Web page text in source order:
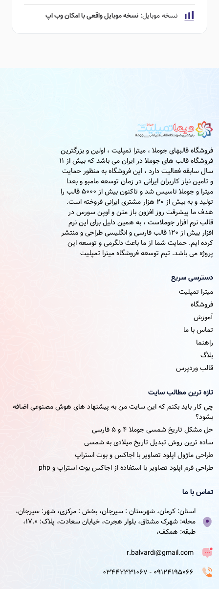
نسخه موبایل: نسخه موبایل واقعی با امکان وب اپ
فروشگاه قالبهای جوملا ، میترا تمپلیت ، اولین و بزرگترین
فروشگاه قالب های جوملا در ایران می باشد که بیش از 11
سال سابقه فعالیت دارد ، این فروشگاه به منظور حمایت
و تامین نیاز کاربران ایرانی در زمان توسعه مامبو و بعدا
میترا و جوملا تاسیس شد و تاکنون بیش از 5000 قالب را
تولید و به بیش از 20 هزار مشتری ایرانی فروخته است.
هدف ما پیشرفت روز افزون باز متن و اوپن سورس در
قالب نرم افزار جوملاست ، به همین دلیل برای این نرم
افزار بیش از 120 قالب فارسی و انگلیسی طراحی و منتشر
کرده ایم. حمایت شما از ما باعث دلگرمی و توسعه این
پروژه می باشد. تیم توسعه فروشگاه میترا تمپلیت
دسترسی سریع
میترا تمپلیت
فروشگاه
آموزش
تماس با ما
راهنما
بلاگ
قالب وردپرس
تازه ترین مطالب سایت
چی کار باید بکنم که این سایت من به پیشنهاد های هوش مصنوعی اضافه
بشود؟
حل مشکل تاریخ شمسی جوملا ۴ و ۵ فارسی
ساده ترین روش تبدیل تاریخ میلادی به شمسی
طراحی ماژول اپلود تصاویر با اجاکس و بوت استراپ
طراحی فرم اپلود تصاویر با استفاده از اجاکس بوت استراپ و php
تماس با ما
استان: کرمان، شهرستان : سیرجان، بخش : مرکزی، شهر: سیرجان،
محله: شهرک مشتاق، بلوار هجرت، خیابان سعادت، پلاک: 17.0،
طبقه: همکف،